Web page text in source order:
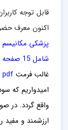
قابل توجه
اکنون معرف
پزشکی مکانیسم
شامل 15 صفحه جزوه
غالب فرمت pdf
امیدواریم که
واقع گردد. در
ارزشمند و مفید